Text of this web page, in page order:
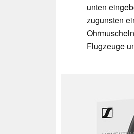
unten
zugunsten
Flugzeuge